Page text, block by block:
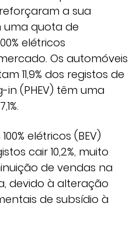
a sua
uma quota de
elétricos
Os automóveis
11,9% dos registos de
in (PHEV) têm uma
elétricos (BEV)
cair 10,2%, muito
de vendas na
devido à alteração
de subsídio à